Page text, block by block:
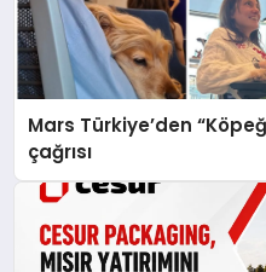
Mars Türkiye’den
çağrısı